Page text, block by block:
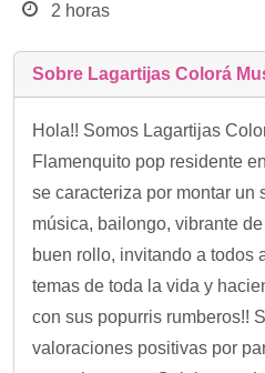
2 horas
Sobre Lagartijas Colorá
Hola!! Somos Lagartijas
Flamenquito pop residente
se caracteriza por montar un
música, bailongo, vibrante
buen rollo, invitando a todos
temas de toda la vida y
con sus popurris rumberos!!
valoraciones positivas por